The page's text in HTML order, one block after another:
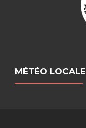
MÉTÉO LOCALE